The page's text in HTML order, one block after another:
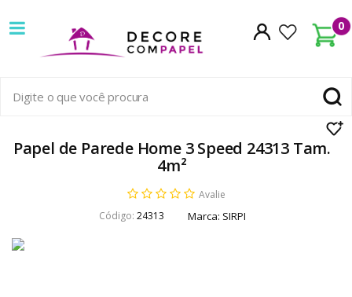
0
Decore
com
papel
pioneira
venda
Papel de Parede Home 3 Speed 24313 Tam.
4m²
Avalie
Código: 24313 Marca: SIRPI